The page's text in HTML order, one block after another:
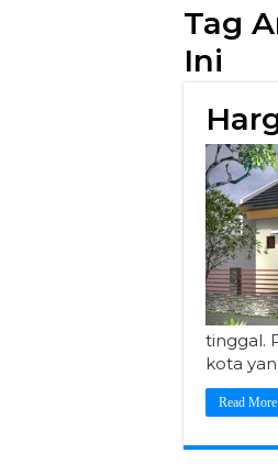
Tag
Ini
tinggal.
kota
Read